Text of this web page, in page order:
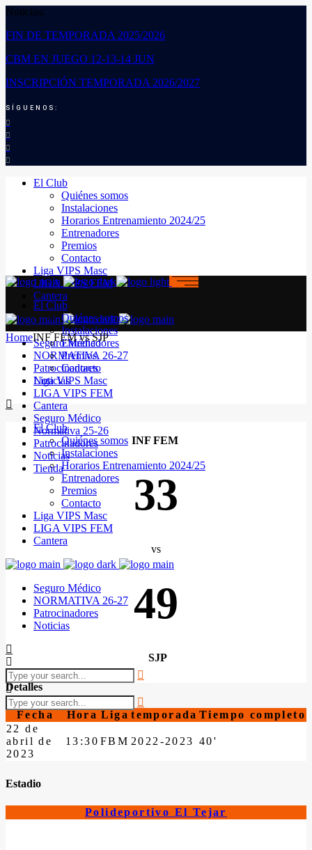
Noticias:
FIN DE TEMPORADA 2025/2026
CBM EN JUEGO 12-13-14 JUN
INSCRIPCIÓN TEMPORADA 2026/2027
SÍGUENOS:
El Club
Quiénes somos
Instalaciones
Horarios Entrenamiento 2024/25
Entrenadores
Premios
Contacto
Liga VIPS Masc
LIGA VIPS FEM
Cantera
Seguro Médico
NORMATIVA 26-27
Patrocinadores
Noticias
El Club
Quiénes somos
Instalaciones
Horarios Entrenamiento 2024/25
Entrenadores
Premios
Contacto
Liga VIPS Masc
LIGA VIPS FEM
Cantera
Seguro Médico
NORMATIVA 26-27
Patrocinadores
Noticias
El Club
Quiénes somos
Instalaciones
Entrenadores
Premios
Contacto
Liga VIPS Masc
LIGA VIPS FEM
Cantera
Seguro Médico
Normativa 25-26
Patrocinadores
Noticias
Tienda
HomeINF FEM vs SJP
INF FEM
33
vs
49
SJP
Detalles
Fecha Hora Liga temporada Tiempo completo
22 de
abril de
2023
13:30 FBM 2022-2023 40'
Estadio
Polideportivo El Tejar